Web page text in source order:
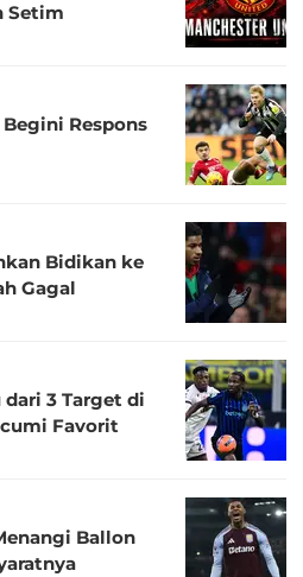
Setim
Respons
Bidikan ke
Gagal
3 Target di
Favorit
Ballon